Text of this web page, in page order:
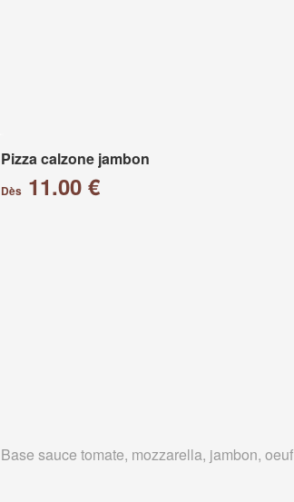
Pizza calzone jambon
Dès11.00 €
Base sauce tomate, mozzarella, jambon, oeuf